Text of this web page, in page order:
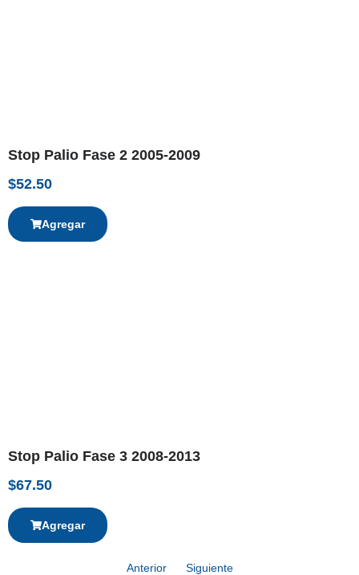
Stop Palio Fase 2 2005-2009
$52.50
Agregar
Stop Palio Fase 3 2008-2013
$67.50
Agregar
Anterior Siguiente